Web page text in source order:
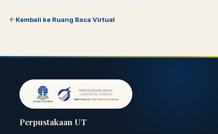
Kembali ke Ruang Baca Virtual
Perpustakaan UT